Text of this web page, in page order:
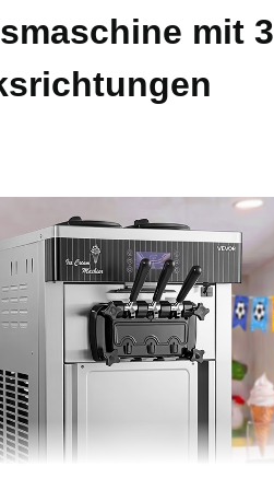
Zoll / 535 x 830 x 745 mm
mit 3